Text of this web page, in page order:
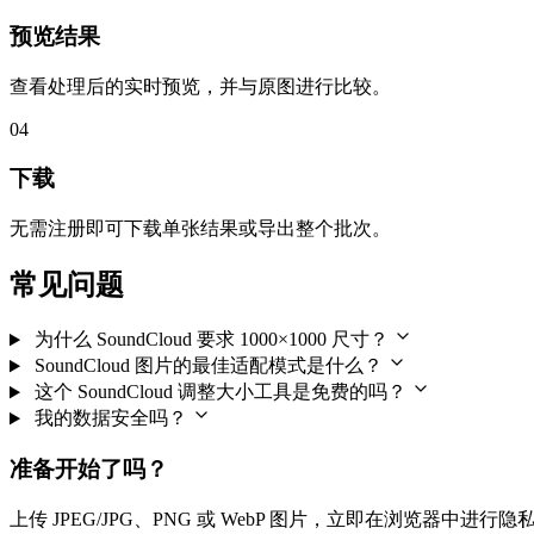
预览结果
查看处理后的实时预览，并与原图进行比较。
04
下载
无需注册即可下载单张结果或导出整个批次。
常见问题
为什么 SoundCloud 要求 1000×1000 尺寸？
SoundCloud 图片的最佳适配模式是什么？
这个 SoundCloud 调整大小工具是免费的吗？
我的数据安全吗？
准备开始了吗？
上传 JPEG/JPG、PNG 或 WebP 图片，立即在浏览器中进行隐